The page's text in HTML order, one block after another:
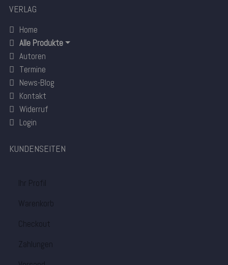
VERLAG
Home
Alle Produkte
Autoren
Termine
News-Blog
Kontakt
Widerruf
Login
KUNDENSEITEN
Ihr Profil
Warenkorb
Checkout
Zahlungen